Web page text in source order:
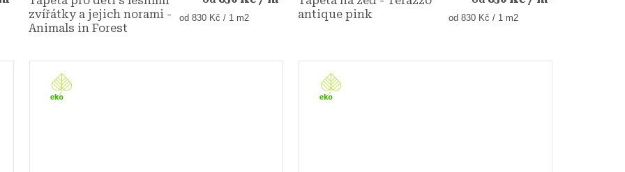
zvířátky a jejich norami -
Animals in Forest
Měrná
od 830 Kč / 1 m2
antique pink
Měrná
od 830 Kč / 1 m2